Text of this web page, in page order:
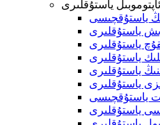
ئاپتوموبىل ياستۇقلىرى
ياستۇقچىسى
ياستۇقلىرى
ياستۇقلىرى
ياستۇقلىرى
ياستۇقلىرى
ياستۇقلىرى
ياستۇقچىسى
ياستۇقلىرى